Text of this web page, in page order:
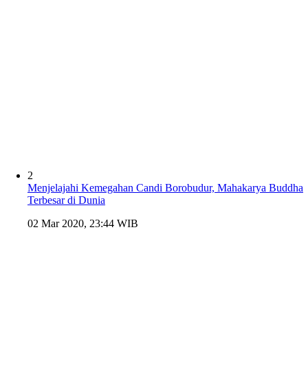
2
Menjelajahi Kemegahan Candi Borobudur, Mahakarya Buddha
Terbesar di Dunia
02 Mar 2020, 23:44 WIB